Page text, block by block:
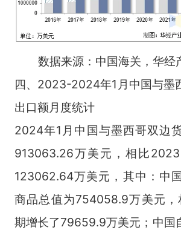
数据来源：中国海关，华经
四、2023-2024年1月中国与墨
出口额月度统计
2024年1月中国与墨西哥双边
913063.26万美元，相比
123062.64万美元，其中：中
商品总值为754058.9万美元
期增长了79659.9万美元；中国